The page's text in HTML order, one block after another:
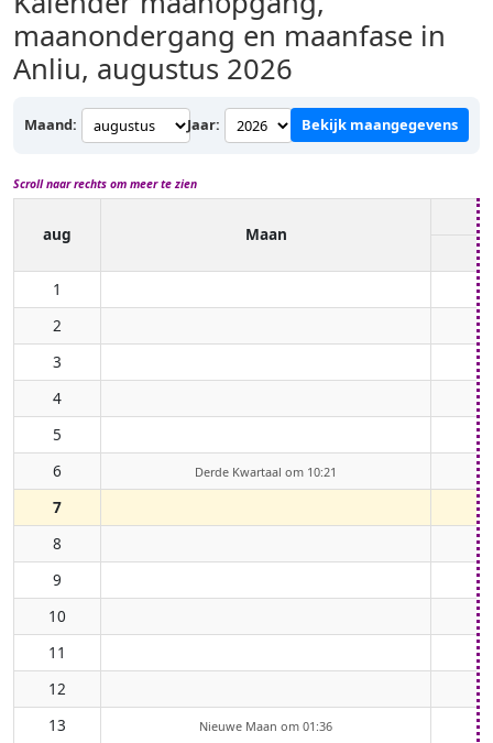
maanondergang en maanfase in
Anliu, augustus 2026
Maand: Jaar: Bekijk maangegevens
Scroll naar rechts om meer te zien
aug Maan
1
2
3
4
5
6
Derde Kwartaal om 10:21
7
8
9
10
11
12
13
Nieuwe Maan om 01:36